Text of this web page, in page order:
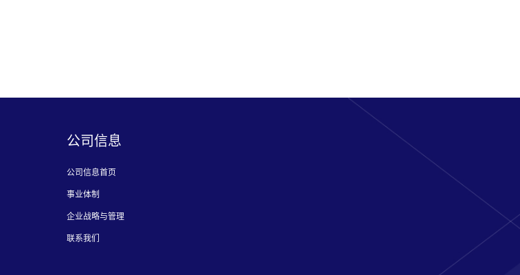
公司信息
公司信息首页
事业体制
企业战略与管理
联系我们